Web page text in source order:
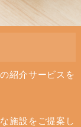
紹介サービスを
施設をご提案し